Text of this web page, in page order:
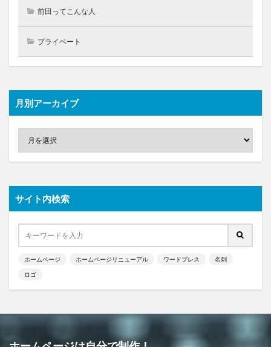
前田ってこんな人
プライベート
月別アーカイブ
サイト内検索
ホームページ ホームページリニューアル ワードプレス 名刺
ロゴ